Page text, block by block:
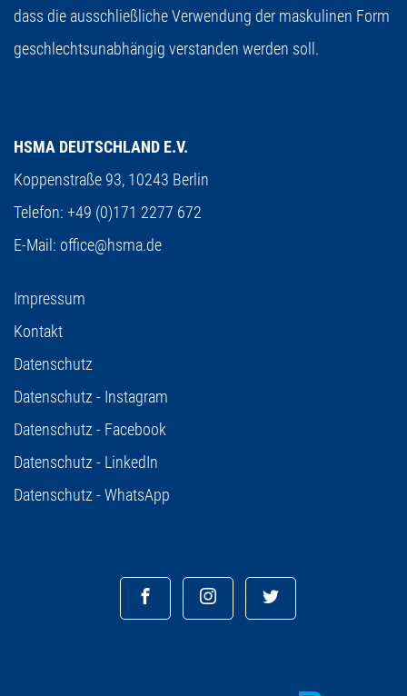
dass die ausschließliche Verwendung der maskulinen Form
geschlechtsunabhängig verstanden werden soll.
HSMA DEUTSCHLAND E.V.
Koppenstraße 93, 10243 Berlin
Telefon: +49 (0)171 2277 672
E-Mail: office@hsma.de
Impressum
Kontakt
Datenschutz
Datenschutz - Instagram
Datenschutz - Facebook
Datenschutz - LinkedIn
Datenschutz - WhatsApp